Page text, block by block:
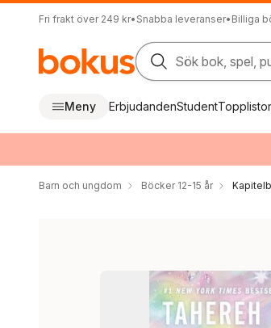
Fri frakt över 249 kr• Snabba leveranser• Billiga
Sök bok, spel,
Meny ErbjudandenStudentTopplistor
Barn och ungdom Böcker 12-15 år